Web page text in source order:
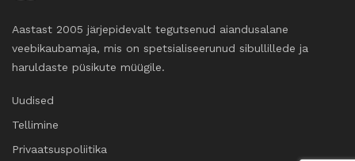
Aastast 2005 järjepidevalt tegutsenud aiandusalane
veebikaubamaja, mis on spetsialiseerunud sibullillede ja
haruldaste püsikute müügile.
Uudised
Tellimine
Privaatsuspoliitika